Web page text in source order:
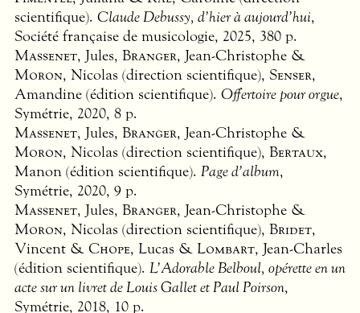
scientifique). Claude Debussy, d’hier à aujourd’hui,
Société française de musicologie, 2025, 380 p.
Massenet, Jules, Branger, Jean-Christophe &
Moron, Nicolas (direction scientifique), Senser,
Amandine (édition scientifique). Offertoire pour orgue,
Symétrie, 2020, 8 p.
Massenet, Jules, Branger, Jean-Christophe &
Moron, Nicolas (direction scientifique), Bertaux,
Manon (édition scientifique). Page d’album,
Symétrie, 2020, 9 p.
Massenet, Jules, Branger, Jean-Christophe &
Moron, Nicolas (direction scientifique), Bridet,
Vincent & Chope, Lucas & Lombart, Jean-Charles
(édition scientifique). L’Adorable Belboul, opérette en un
acte sur un livret de Louis Gallet et Paul Poirson,
Symétrie, 2018, 10 p.